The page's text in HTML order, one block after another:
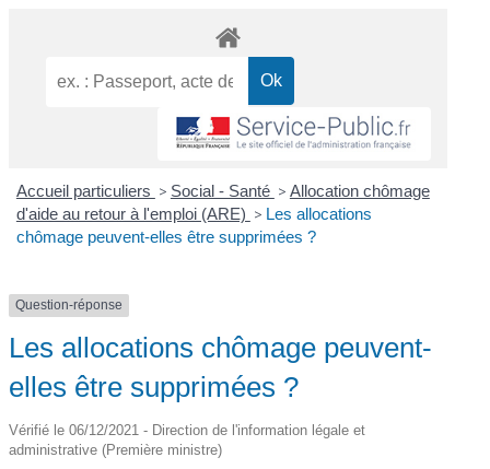
Accueil particuliers > Social - Santé > Allocation chômage
d'aide au retour à l'emploi (ARE) > Les allocations
chômage peuvent-elles être supprimées ?
Question-réponse
Les allocations chômage peuvent-
elles être supprimées ?
Vérifié le 06/12/2021 - Direction de l'information légale et
administrative (Première ministre)